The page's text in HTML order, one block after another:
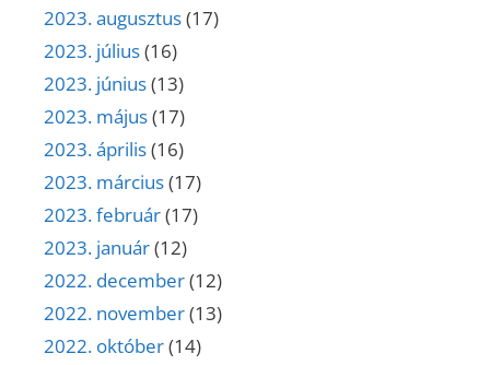
2023. augusztus(17)
2023. július(16)
2023. június(13)
2023. május(17)
2023. április(16)
2023. március(17)
2023. február(17)
2023. január(12)
2022. december(12)
2022. november(13)
2022. október(14)